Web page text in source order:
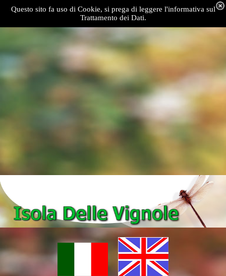
Questo sito fa uso di Cookie, si prega di leggere l'informativa sul
Trattamento dei Dati.